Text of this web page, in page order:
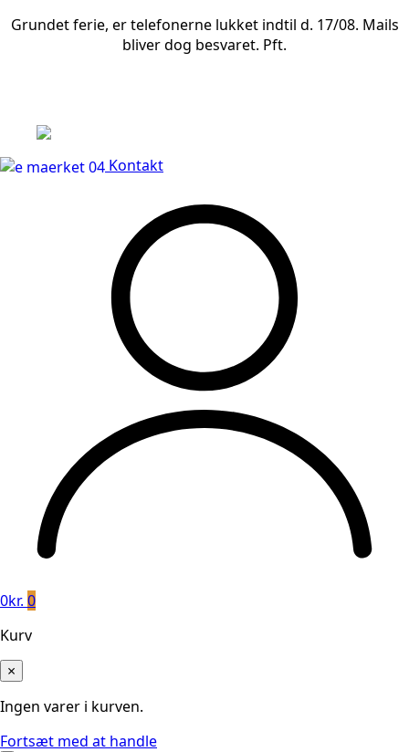
Grundet ferie, er telefonerne lukket indtil d. 17/08. Mails
bliver dog besvaret. Pft.
Kontakt
0kr. 0
Kurv
×
Ingen varer i kurven.
Fortsæt med at handle